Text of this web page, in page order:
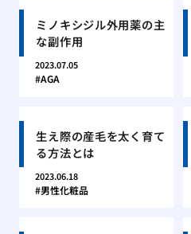
ミノキシジル外用薬の主
な副作用
2023.07.05
AGA
生え際の産毛を太く育て
る方法とは
2023.06.18
男性化粧品